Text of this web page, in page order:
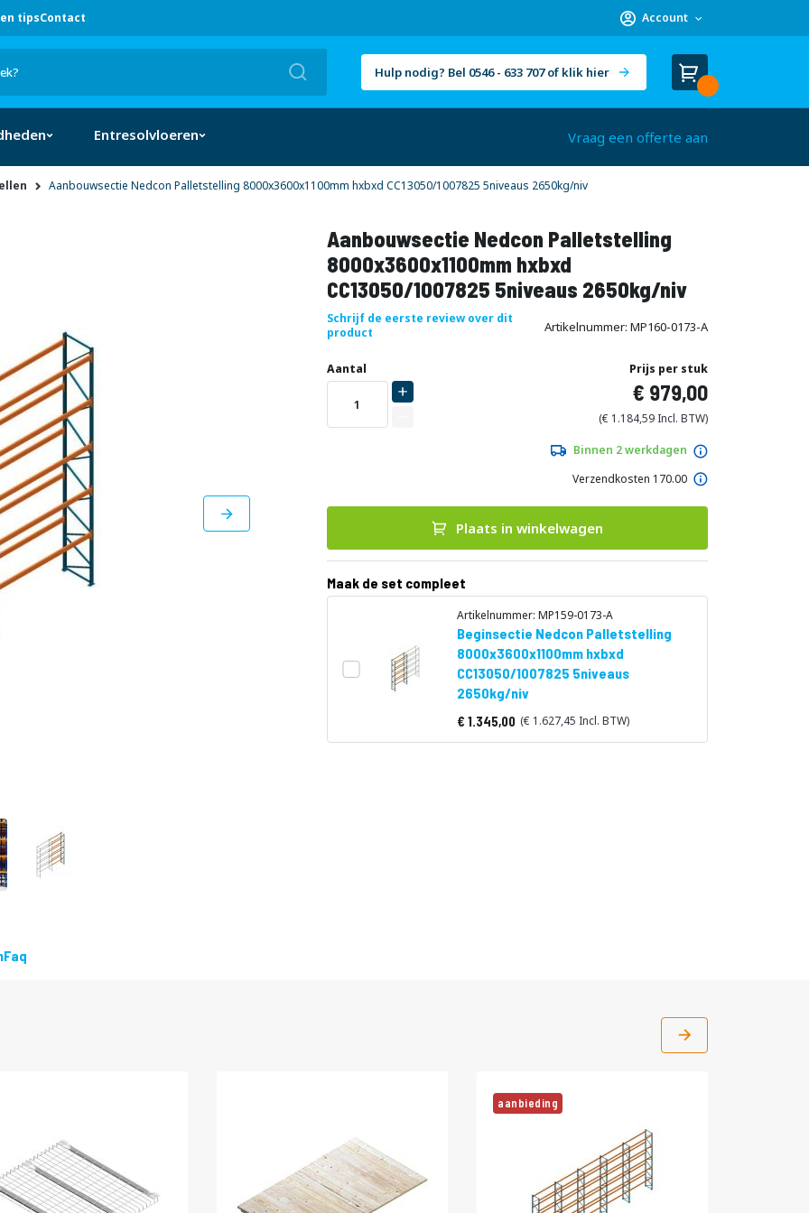
tipsContact Account
Hulp nodig? Bel 0546 - 633 707 of klik hier
Winkelwagen
Cart
Entresolvloeren Vraag een offerte aan
Aanbouwsectie Nedcon Palletstelling 8000x3600x1100mm hxbxd CC13050/1007825 5niveaus 2650kg/niv
Aanbouwsectie Nedcon Palletstelling
8000x3600x1100mm hxbxd
CC13050/1007825 5niveaus 2650kg/niv
Schrijf de eerste review over dit
product
Artikelnummer MP160-0173-A
Uw
aanpassing
DIRECT
LEVERBAAR
Aantal Prijs per stuk
979,00
1.184,59
Binnen 2 werkdagen
Verzendkosten 170.00
Plaats in winkelwagen
Maak de set compleet
Artikelnummer: MP159-0173-A
Beginsectie Nedcon Palletstelling
8000x3600x1100mm hxbxd
CC13050/1007825 5niveaus
2650kg/niv
Vanaf
1.345,00 1.627,45
Faq
aanbieding